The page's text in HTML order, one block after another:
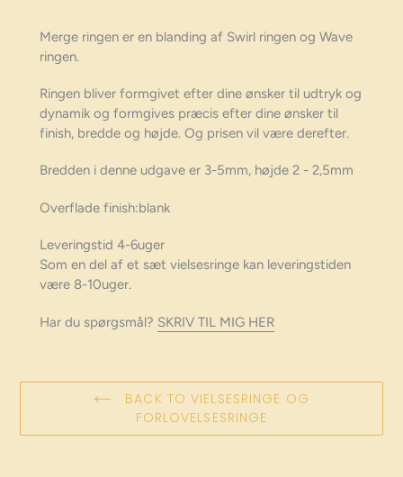
Merge ringen er en blanding af Swirl ringen og Wave
ringen.
Ringen bliver formgivet efter dine ønsker til udtryk og
dynamik og formgives præcis efter dine ønsker til
finish, bredde og højde. Og prisen vil være derefter.
Bredden i denne udgave er 3-5mm, højde 2 - 2,5mm
Overflade finish:blank
Leveringstid 4-6uger
Som en del af et sæt vielsesringe kan leveringstiden
være 8-10uger.
Har du spørgsmål? SKRIV TIL MIG HER
BACK TO VIELSESRINGE OG
FORLOVELSESRINGE